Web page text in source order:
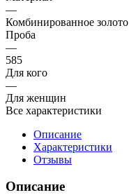
—
Комбинированное золото
Проба
—
585
Для кого
—
Для женщин
Все характеристики
Описание
Характеристики
Отзывы
Описание